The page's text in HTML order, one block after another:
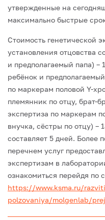
утвержденные на
максимально быстрые
Стоимость генетической
установления отцовства
и предполагаемый папа) –
ребёнок и
по маркерам половой Y-
племянник по отцу, брат-
экспертиза по маркерам
внучка, сёстры по отцу) –
составляет 5 дней. Более
перечнем услуг
экспертизам в
ознакомиться перейдя по
https://www.ksma.ru/
polzovaniya/molgenlab/